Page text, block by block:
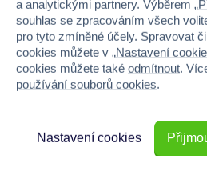
Věk od 6
Pohlaví
Výška 63
a analytickými partnery. Výběrem „
souhlas se zpracováním všech
pro tyto zmíněné účely. Spravovat
cookies můžete v „Nastavení
cookies můžete také odmítnout.
používání souborů cookies.
Nastavení cookies